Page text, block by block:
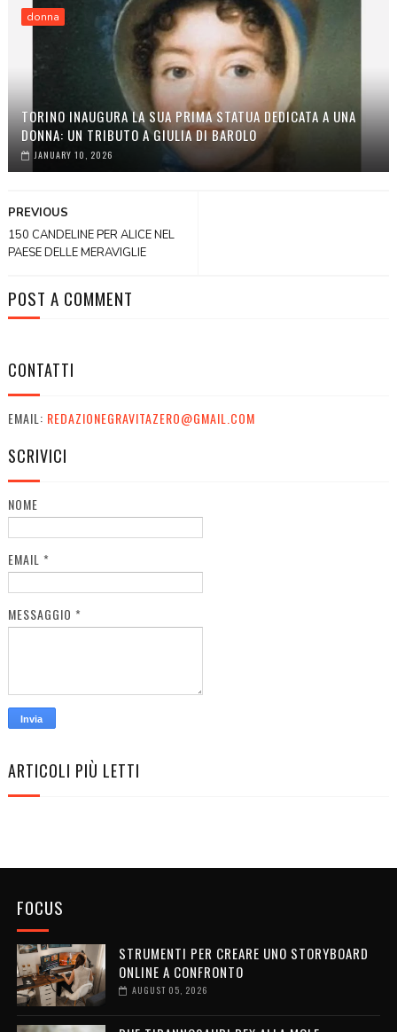
donna
TORINO INAUGURA LA SUA PRIMA STATUA DEDICATA A UNA
DONNA: UN TRIBUTO A GIULIA DI BAROLO
JANUARY 10, 2026
PREVIOUS
150 CANDELINE PER ALICE NEL
PAESE DELLE MERAVIGLIE
POST A COMMENT
CONTATTI
EMAIL: REDAZIONEGRAVITAZERO@GMAIL.COM
SCRIVICI
NOME
EMAIL *
MESSAGGIO *
ARTICOLI PIÙ LETTI
FOCUS
STRUMENTI PER CREARE UNO STORYBOARD
ONLINE A CONFRONTO
AUGUST 05, 2026